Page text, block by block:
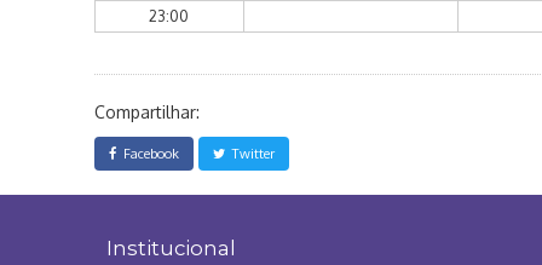
23:00
Compartilhar:
Facebook Twitter
Institucional